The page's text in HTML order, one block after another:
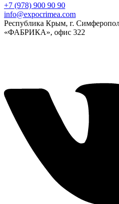
+7 (978) 900 90 90
info@expocrimea.com
Республика Крым, г.
«ФАБРИКА», офис 322